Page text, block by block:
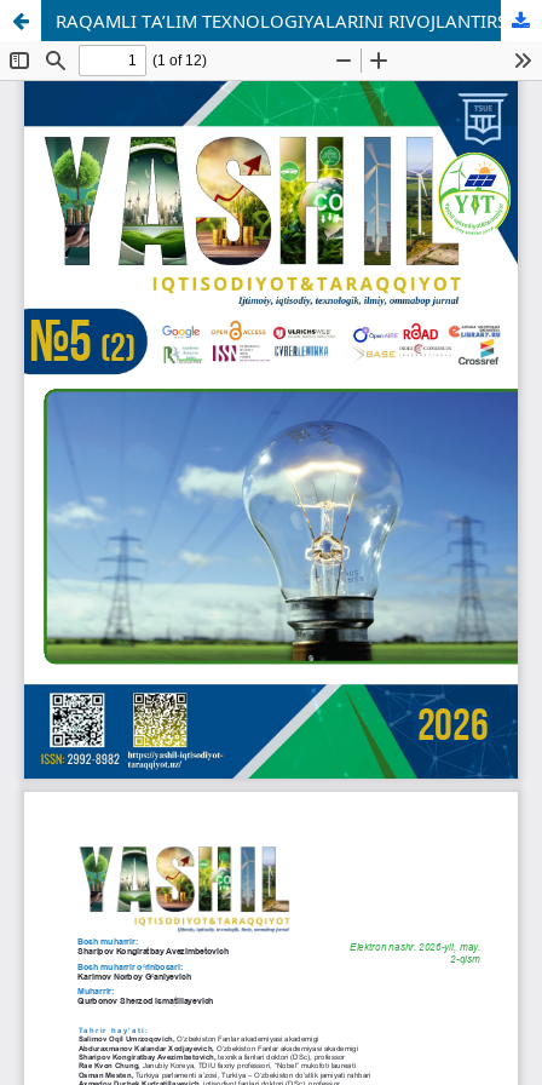
RАQАMLI TА’LIM TEXNОLОGIYАLАRINI RIVОJLАNTIRSH MАRKАZIDА ICHKI АUDIT TIZIMINI TАSHIL ETISH АMАLIYОTI